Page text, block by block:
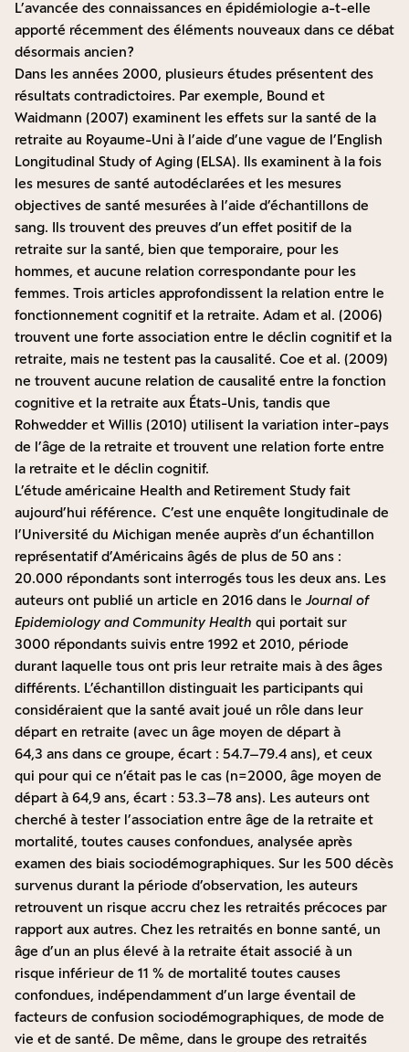
L’avancée des connaissances en épidémiologie a-t-elle
apporté récemment des éléments nouveaux dans ce débat
désormais ancien ?
Dans les années 2000, plusieurs études présentent des
résultats contradictoires. Par exemple, Bound et
Waidmann (2007) examinent les effets sur la santé de la
retraite au Royaume-Uni à l’aide d’une vague de l’English
Longitudinal Study of Aging (ELSA). Ils examinent à la fois
les mesures de santé autodéclarées et les mesures
objectives de santé mesurées à l’aide d’échantillons de
sang. Ils trouvent des preuves d’un effet positif de la
retraite sur la santé, bien que temporaire, pour les
hommes, et aucune relation correspondante pour les
femmes. Trois articles approfondissent la relation entre le
fonctionnement cognitif et la retraite. Adam et al. (2006)
trouvent une forte association entre le déclin cognitif et la
retraite, mais ne testent pas la causalité. Coe et al. (2009)
ne trouvent aucune relation de causalité entre la fonction
cognitive et la retraite aux États-Unis, tandis que
Rohwedder et Willis (2010) utilisent la variation inter-pays
de l’âge de la retraite et trouvent une relation forte entre
la retraite et le déclin cognitif.
L’étude américaine Health and Retirement Study fait
aujourd’hui référence. C’est une enquête longitudinale de
l’Université du Michigan menée auprès d’un échantillon
représentatif d’Américains âgés de plus de 50 ans :
20.000 répondants sont interrogés tous les deux ans. Les
auteurs ont publié un article en 2016 dans le Journal of
Epidemiology and Community Health qui portait sur
3000 répondants suivis entre 1992 et 2010, période
durant laquelle tous ont pris leur retraite mais à des âges
différents. L’échantillon distinguait les participants qui
considéraient que la santé avait joué un rôle dans leur
départ en retraite (avec un âge moyen de départ à
64,3 ans dans ce groupe, écart : 54.7–79.4 ans), et ceux
qui pour qui ce n’était pas le cas (n=2000, âge moyen de
départ à 64,9 ans, écart : 53.3–78 ans). Les auteurs ont
cherché à tester l’association entre âge de la retraite et
mortalité, toutes causes confondues, analysée après
examen des biais sociodémographiques. Sur les 500 décès
survenus durant la période d’observation, les auteurs
retrouvent un risque accru chez les retraités précoces par
rapport aux autres. Chez les retraités en bonne santé, un
âge d’un an plus élevé à la retraite était associé à un
risque inférieur de 11 % de mortalité toutes causes
confondues, indépendamment d’un large éventail de
facteurs de confusion sociodémographiques, de mode de
vie et de santé. De même, dans le groupe des retraités